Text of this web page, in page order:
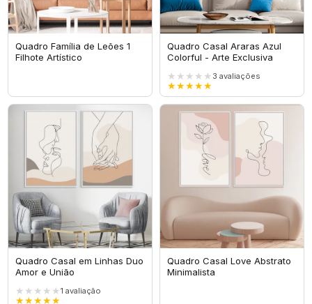
Quadro Família de Leões 1
Filhote Artístico
Quadro Casal Araras Azul
Colorful - Arte Exclusiva
★★★★★
★★★★★
3 avaliações
Quadro Casal em Linhas Duo
Amor e União
★★★★★
★★★★★
1 avaliação
Quadro Casal Love Abstrato
Minimalista